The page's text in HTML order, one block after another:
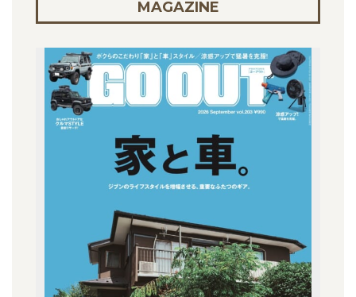
MAGAZINE